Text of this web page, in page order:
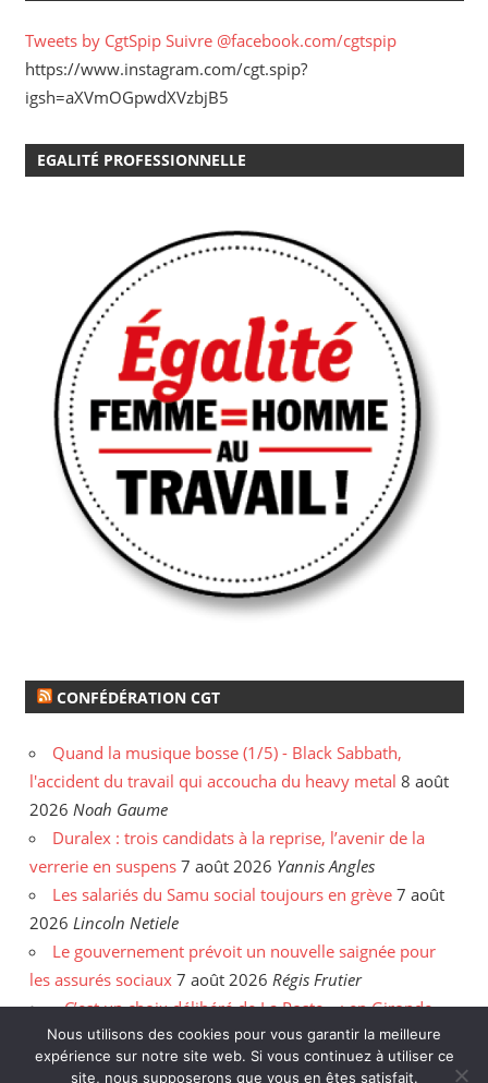
Tweets by CgtSpip Suivre @facebook.com/cgtspip
https://www.instagram.com/cgt.spip?
igsh=aXVmOGpwdXVzbjB5
EGALITÉ PROFESSIONNELLE
CONFÉDÉRATION CGT
Quand la musique bosse (1/5) - Black Sabbath,
l'accident du travail qui accoucha du heavy metal 8 août
2026 Noah Gaume
Duralex : trois candidats à la reprise, l’avenir de la
verrerie en suspens 7 août 2026 Yannis Angles
Les salariés du Samu social toujours en grève 7 août
2026 Lincoln Netiele
Le gouvernement prévoit un nouvelle saignée pour
les assurés sociaux 7 août 2026 Régis Frutier
« C’est un choix délibéré de La Poste » : en Gironde,
les postiers sommés de rattraper leurs heures 6 août
2026 Yannis Angles
Nous utilisons des cookies pour vous garantir la meilleure
expérience sur notre site web. Si vous continuez à utiliser ce
site, nous supposerons que vous en êtes satisfait.